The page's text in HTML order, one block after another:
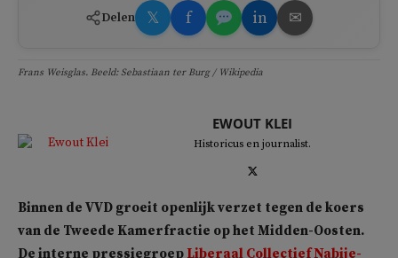
Delen 𝕏 f in ✉
Frans Weisglas. Beeld: Sebastiaan ter Burg / Wikipedia
EWOUT KLEI
Historicus en journalist.
Binnen de VVD groeit openlijk verzet tegen de koers
van de Tweede Kamerfractie op het Midden-Oosten.
De interne pressiegroep Liberaal Collectief Nabije-